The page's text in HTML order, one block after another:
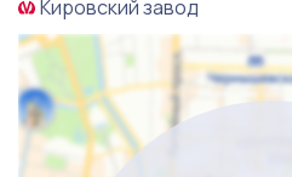
восстановление геометрии
работы, полировка и
окраске. При этом новый
дополнительные
за счёт расширения
Кировский завод